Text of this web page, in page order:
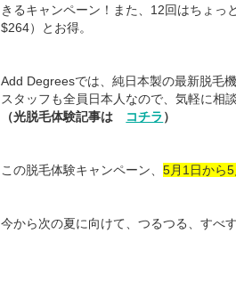
きるキャンペーン！また、12回はちょっ
$264）とお得。
Add Degreesでは、純日本製の最新脱毛
スタッフも全員日本人なので、気軽に相
（光脱毛体験記事は
コチラ）
この脱毛体験キャンペーン、5月1日から
今から次の夏に向けて、つるつる、すべ